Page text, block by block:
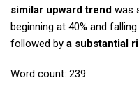
similar upward trend was
beginning at 40% and
followed by a substantial
Word count: 239